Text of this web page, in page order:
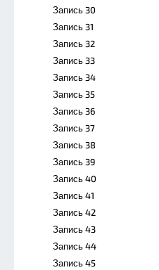
Запись 30
Запись 31
Запись 32
Запись 33
Запись 34
Запись 35
Запись 36
Запись 37
Запись 38
Запись 39
Запись 40
Запись 41
Запись 42
Запись 43
Запись 44
Запись 45